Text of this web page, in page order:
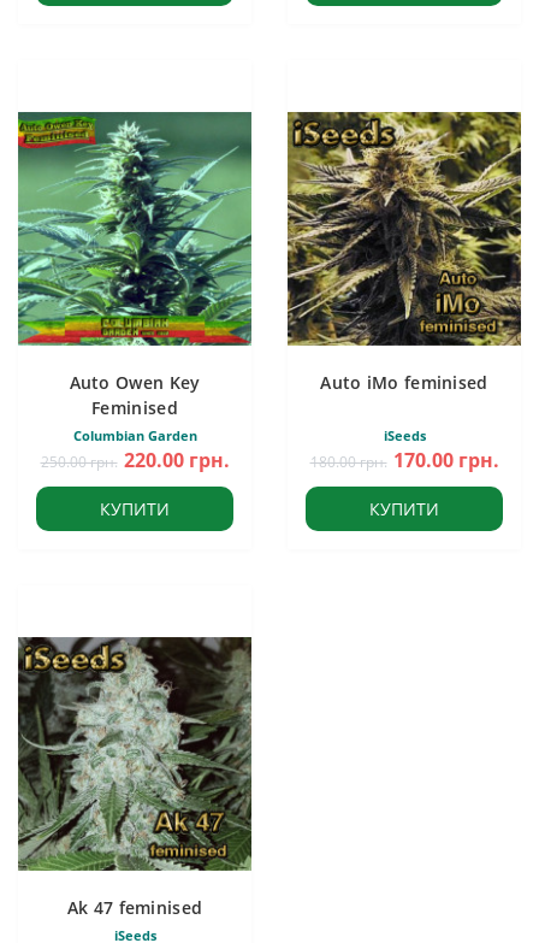
Auto Owen Key
Feminised
Columbian Garden
250.00 грн. 220.00 грн.
КУПИТИ
Auto iMo feminised
iSeeds
180.00 грн. 170.00 грн.
КУПИТИ
Ak 47 feminised
iSeeds